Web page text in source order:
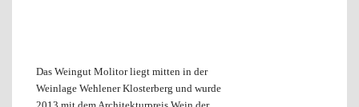
Das Weingut Molitor liegt mitten in der
Weinlage Wehlener Klosterberg und wurde